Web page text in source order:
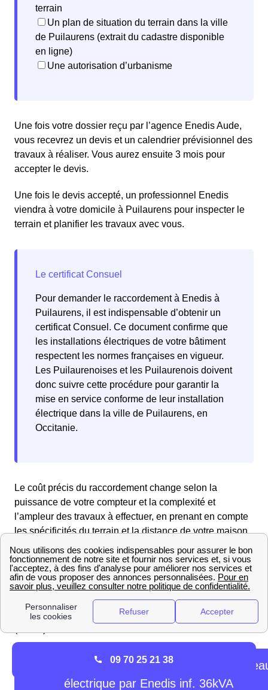
terrain
Un plan de situation du terrain dans la ville
de Puilaurens (extrait du cadastre disponible
en ligne)
Une autorisation d’urbanisme
Une fois votre dossier reçu par l’agence Enedis Aude,
vous recevrez un devis et un calendrier prévisionnel des
travaux à réaliser. Vous aurez ensuite 3 mois pour
accepter le devis.
Une fois le devis accepté, un professionnel Enedis
viendra à votre domicile à Puilaurens pour inspecter le
terrain et planifier les travaux avec vous.
Pour demander le raccordement à Enedis à
Puilaurens, il est indispensable d’obtenir un
certificat Consuel. Ce document confirme que
les installations électriques de votre bâtiment
respectent les normes françaises en vigueur.
Les Puilaurenoises et les Puilaurenois doivent
donc suivre cette procédure pour garantir la
mise en service conforme de leur installation
électrique dans la ville de Puilaurens, en
Occitanie.
Le coût précis du raccordement change selon la
puissance de votre compteur et la complexité et
l’ampleur des travaux à effectuer, en prenant en compte
les spécificités du terrain et la distance de votre maison
par rapport au réseau de distribution.
Pour vous donner une idée des prix, Enedis offre un
barème tarifaire pour les raccordements. Consultez les
tarifs dans le tableau ci-dessous pour savoir combien va
coûter le raccordement de votre maison à Puilaurens
Grille tarifaire pour un branchement au
électrique par Enedis inf. 36kVA
09 70 25 21 38